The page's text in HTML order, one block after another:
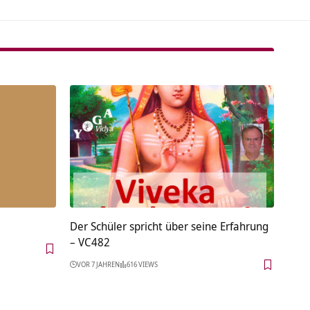
Der Schüler spricht über seine Erfahrung
– VC482
VOR 7 JAHREN 616 VIEWS